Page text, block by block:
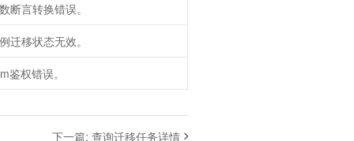
断言转换错误。
迁移状态无效。
鉴权错误。
下一篇: 查询迁移任务详情